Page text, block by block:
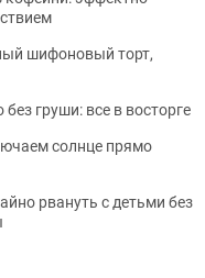
шифоновый торт,
груши: все в восторге
солнце прямо
рвануть с детьми без